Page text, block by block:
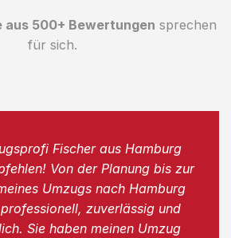
aus 500+ Bewertungen sprechen
für sich.
Fischer aus Hamburg
Von der Planung bis zur
Umzugs nach Hamburg
zuverlässig und
Sie haben meinen Umzug